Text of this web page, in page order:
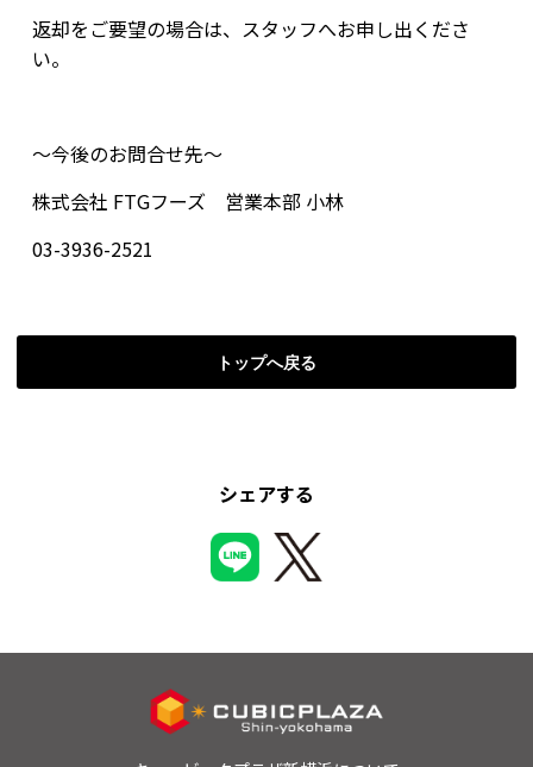
返却をご要望の場合は、スタッフへお申し出くださ
い。
～今後のお問合せ先～
株式会社 FTGフーズ 営業本部 小林
03-3936-2521
トップへ戻る
シェアする